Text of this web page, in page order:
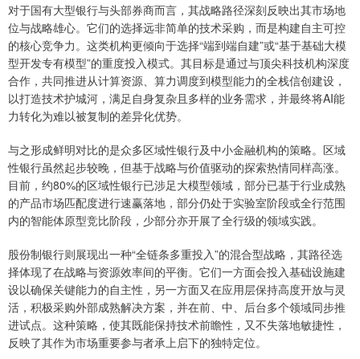
对于国有大型银行与头部券商而言，其战略路径深刻反映出其市场地
位与战略雄心。它们的选择远非简单的技术采购，而是构建自主可控
的核心竞争力。这类机构更倾向于选择“端到端自建”或“基于基础大模
型开发专有模型”的重度投入模式。其目标是通过与顶尖科技机构深度
合作，共同推进从计算资源、算力调度到模型能力的全栈信创建设，
以打造技术护城河，满足自身复杂且多样的业务需求，并最终将AI能
力转化为难以被复制的差异化优势。
与之形成鲜明对比的是众多区域性银行及中小金融机构的策略。区域
性银行虽然起步较晚，但基于战略与价值驱动的探索热情同样高涨。
目前，约80%的区域性银行已涉足大模型领域，部分已基于行业成熟
的产品市场匹配度进行速赢落地，部分仍处于实验室阶段或全行范围
内的智能体原型竞比阶段，少部分亦开展了全行级的领域实践。
股份制银行则展现出一种“全链条多重投入”的混合型战略，其路径选
择体现了在战略与资源效率间的平衡。它们一方面会投入基础设施建
设以确保关键能力的自主性，另一方面又在应用层保持高度开放与灵
活，积极采购外部成熟解决方案，并在前、中、后台多个领域同步推
进试点。这种策略，使其既能保持技术前瞻性，又不失落地敏捷性，
反映了其作为市场重要参与者承上启下的独特定位。